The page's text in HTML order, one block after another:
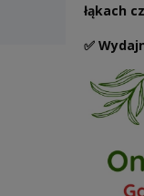
łąkach
✅